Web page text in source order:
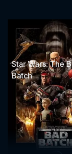
Star Wars: The
Batch